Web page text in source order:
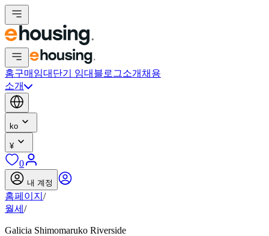
홈구매 임대 단기 임대 블로그소개 채용
소개
ko
¥
0
내 계정
홈페이지 /
월세 /
Galicia Shimomaruko Riverside